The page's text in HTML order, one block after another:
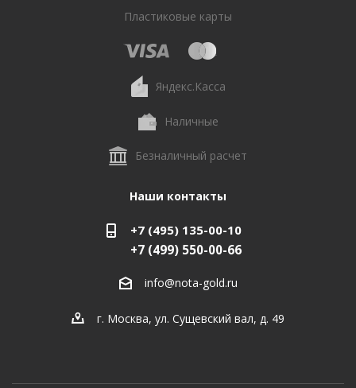
Пластиковые карты
Яндекс.Касса
Наличные
Безналичный расчет
Наши контакты
+7 (495) 135-00-10
+7 (499) 550-00-66
info@nota-gold.ru
г. Москва, ул. Сущевский вал, д. 49